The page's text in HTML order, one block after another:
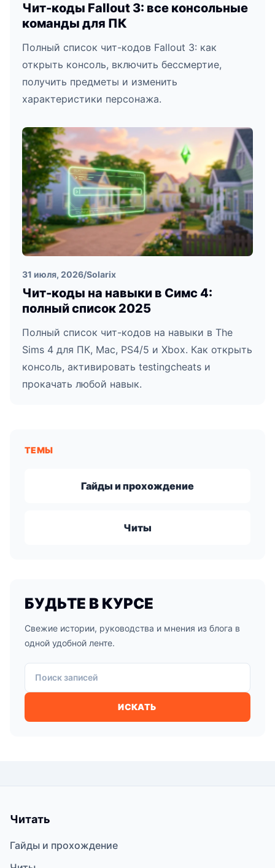
Чит-коды Fallout 3: все консольные
команды для ПК
Полный список чит-кодов Fallout 3: как
открыть консоль, включить бессмертие,
получить предметы и изменить
характеристики персонажа.
31 июля, 2026/Solarix
Чит-коды на навыки в Симс 4:
полный список 2025
Полный список чит-кодов на навыки в The
Sims 4 для ПК, Mac, PS4/5 и Xbox. Как открыть
консоль, активировать testingcheats и
прокачать любой навык.
ТЕМЫ
Гайды и прохождение
Читы
БУДЬТЕ В КУРСЕ
Свежие истории, руководства и мнения из блога в
одной удобной ленте.
Поиск записей
ИСКАТЬ
Читать
Гайды и прохождение